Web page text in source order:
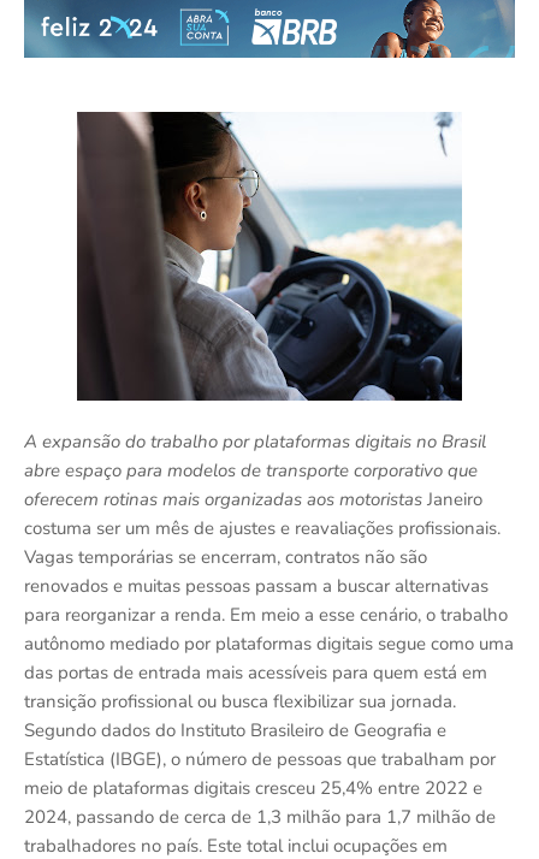
A expansão do trabalho por plataformas digitais no Brasil
abre espaço para modelos de transporte corporativo que
oferecem rotinas mais organizadas aos motoristas Janeiro
costuma ser um mês de ajustes e reavaliações profissionais.
Vagas temporárias se encerram, contratos não são
renovados e muitas pessoas passam a buscar alternativas
para reorganizar a renda. Em meio a esse cenário, o trabalho
autônomo mediado por plataformas digitais segue como uma
das portas de entrada mais acessíveis para quem está em
transição profissional ou busca flexibilizar sua jornada.
Segundo dados do Instituto Brasileiro de Geografia e
Estatística (IBGE), o número de pessoas que trabalham por
meio de plataformas digitais cresceu 25,4% entre 2022 e
2024, passando de cerca de 1,3 milhão para 1,7 milhão de
trabalhadores no país. Este total inclui ocupações em